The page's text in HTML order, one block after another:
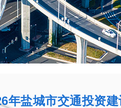
年盐城市交通投资